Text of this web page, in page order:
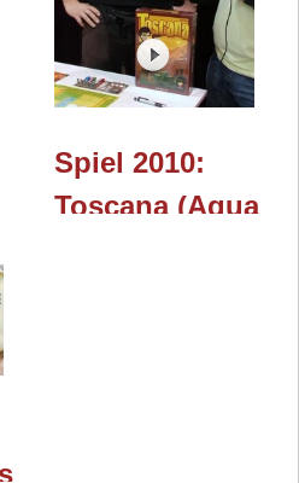
(Schwerkraft
Verlag) - Essen
2014
Spiel 2010:
Toscana (Aqua